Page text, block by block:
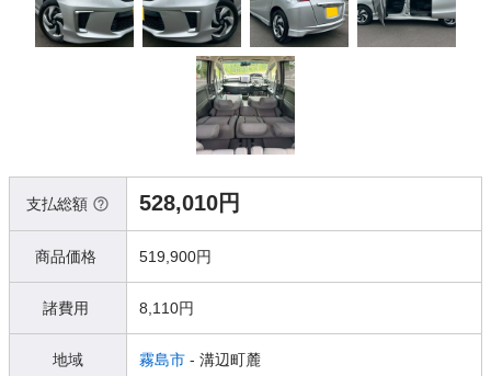
支払総額 528,010円
商品価格 519,900円
諸費用 8,110円
地域 霧島市 - 溝辺町麓